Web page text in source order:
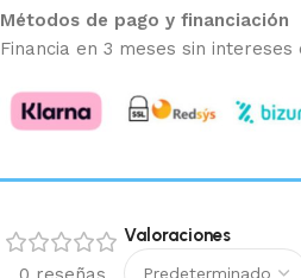
Métodos de pago y financiación
Financia en 3 meses sin intereses
Valoraciones